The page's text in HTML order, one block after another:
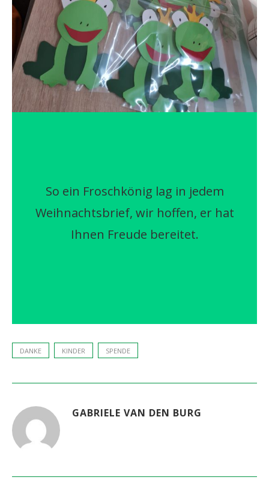
So ein Froschkönig lag in jedem
Weihnachtsbrief, wir hoffen, er hat
Ihnen Freude bereitet.
DANKE KINDER SPENDE
GABRIELE VAN DEN BURG